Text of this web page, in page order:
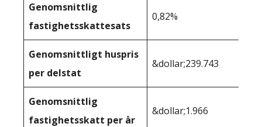
Genomsnittlig
fastighetsskattesats
0,82%
Genomsnittligt huspris
per delstat
&dollar;239.743
Genomsnittlig
fastighetsskatt per år
&dollar;1.966